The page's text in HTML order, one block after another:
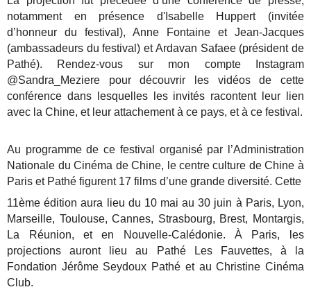
notamment en présence d'Isabelle Huppert (invitée
d’honneur du festival), Anne Fontaine et Jean-Jacques
(ambassadeurs du festival) et Ardavan Safaee (président de
Pathé). Rendez-vous sur mon compte Instagram
@Sandra_Meziere pour découvrir les vidéos de cette
conférence dans lesquelles les invités racontent leur lien
avec la Chine, et leur attachement à ce pays, et à ce festival.
Au programme de ce festival organisé par l’Administration
Nationale du Cinéma de Chine, le centre culture de Chine à
Paris et Pathé figurent 17 films d’une grande diversité. Cette
11ème édition aura lieu du 10 mai au 30 juin à Paris, Lyon,
Marseille, Toulouse, Cannes, Strasbourg, Brest, Montargis,
La Réunion, et en Nouvelle-Calédonie. À Paris, les
projections auront lieu au Pathé Les Fauvettes, à la
Fondation Jérôme Seydoux Pathé et au Christine Cinéma
Club.